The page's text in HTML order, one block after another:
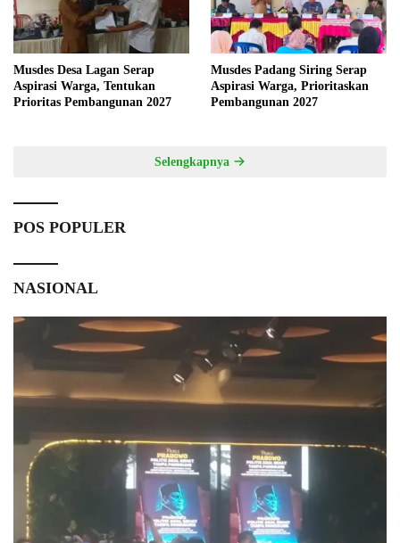
Musdes Desa Lagan Serap
Aspirasi Warga, Tentukan
Prioritas Pembangunan 2027
Musdes Padang Siring Serap
Aspirasi Warga, Prioritaskan
Pembangunan 2027
Selengkapnya
POS POPULER
NASIONAL